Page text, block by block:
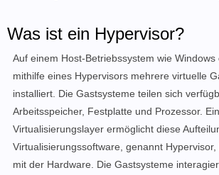
Was ist ein Hypervisor?
Auf einem Host-Betriebssystem wie
mithilfe eines Hypervisors mehrere virtuelle
installiert. Die Gastsysteme teilen sich
Arbeitsspeicher, Festplatte und Prozessor. Ein
Virtualisierungslayer ermöglicht diese
Virtualisierungssoftware, genannt
mit der Hardware. Die Gastsysteme